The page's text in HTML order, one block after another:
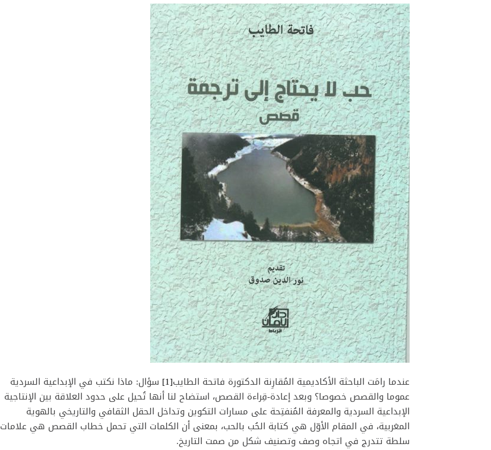
عندما رامَت الباحثة الأكاديمية المُقارِنة الدكتورة فاتحة الطايب[1]
سؤال: ماذا نكتب في الإبداعية السردية
عموما والقصص خصوصا؟ وبعد إعادة-قِراءة القصص، استضاح لنا أنها تُحيل على حدود العلاقة بين الإنتاجية
الإبداعية السردية والمعرفة المُنفتِحة على مسارات التكوين وتداخل الحقل الثقافي والتاريخي بالهوية
المغربية، في المقام الأوّل هي كتابة الحُب بالحب، بمعنى أن الكلمات التي تحمل خطاب القصص هي علامات
سلطة تتدرج في اتجاه وصف وتصنيف شكل من صمت التاريخ.